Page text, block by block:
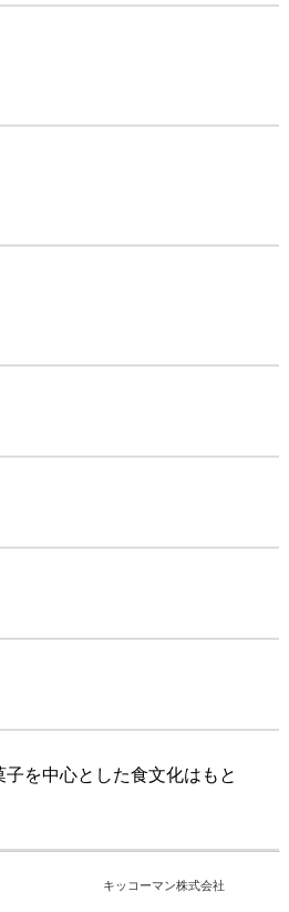
を中心とした食文化はもと
キッコーマン株式会社